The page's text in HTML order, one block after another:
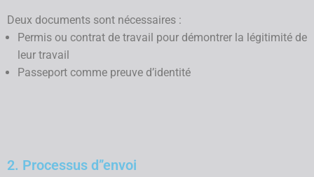
Deux documents sont nécessaires :
Permis ou contrat de travail pour démontrer la légitimité de
leur travail
Passeport comme preuve d’identité
2. Processus d’’envoi